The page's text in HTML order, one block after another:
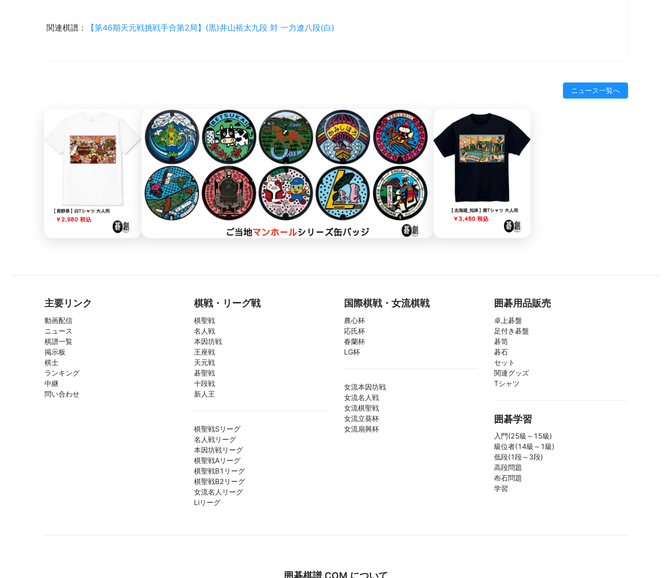
関連棋譜： 【第46期天元戦挑戦手合第2局】(黒)井山裕太九段 対 一力遼八段(白)
ニュース一覧へ
主要リンク
動画配信
ニュース
棋譜一覧
掲示板
棋士
ランキング
中継
問い合わせ
棋戦・リーグ戦
棋聖戦
名人戦
本因坊戦
王座戦
天元戦
碁聖戦
十段戦
新人王
棋聖戦Sリーグ
名人戦リーグ
本因坊戦リーグ
棋聖戦Aリーグ
棋聖戦B1リーグ
棋聖戦B2リーグ
女流名人リーグ
Liリーグ
国際棋戦・女流棋戦
農心杯
応氏杯
春蘭杯
LG杯
女流本因坊戦
女流名人戦
女流棋聖戦
女流立葵杯
女流扇興杯
囲碁用品販売
卓上碁盤
足付き碁盤
碁笥
碁石
セット
関連グッズ
Tシャツ
囲碁学習
入門(25級～15級)
級位者(14級～1級)
低段(1段～3段)
高段問題
布石問題
学習
囲碁棋譜.COM について